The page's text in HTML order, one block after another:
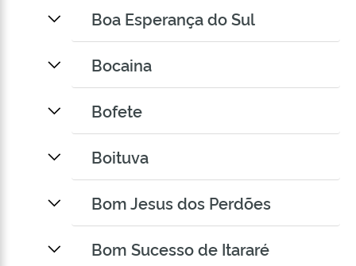
Boa Esperança do Sul
Bocaina
Bofete
Boituva
Bom Jesus dos Perdões
Bom Sucesso de Itararé